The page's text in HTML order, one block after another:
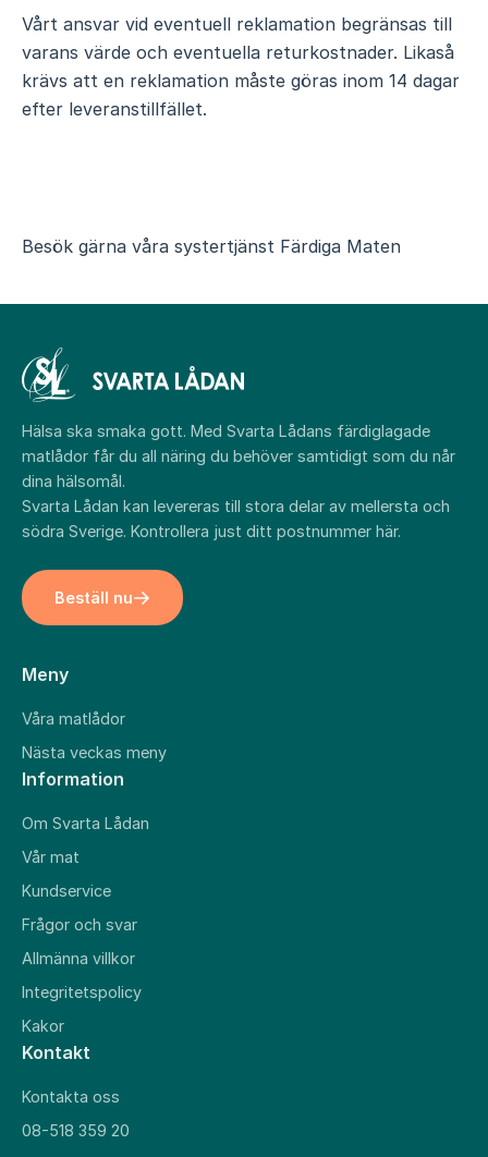
Vårt ansvar vid eventuell reklamation begränsas till
varans värde och eventuella returkostnader. Likaså
krävs att en reklamation måste göras inom 14 dagar
efter leveranstillfället.
Besök gärna våra systertjänst Färdiga Maten
Hälsa ska smaka gott. Med Svarta Lådans färdiglagade
matlådor får du all näring du behöver samtidigt som du når
dina hälsomål.
Svarta Lådan kan levereras till stora delar av mellersta och
södra Sverige. Kontrollera just ditt postnummer här.
Beställ nu
Meny
Våra matlådor
Nästa veckas meny
Information
Om Svarta Lådan
Vår mat
Kundservice
Frågor och svar
Allmänna villkor
Integritetspolicy
Kakor
Kontakt
Kontakta oss
08-518 359 20